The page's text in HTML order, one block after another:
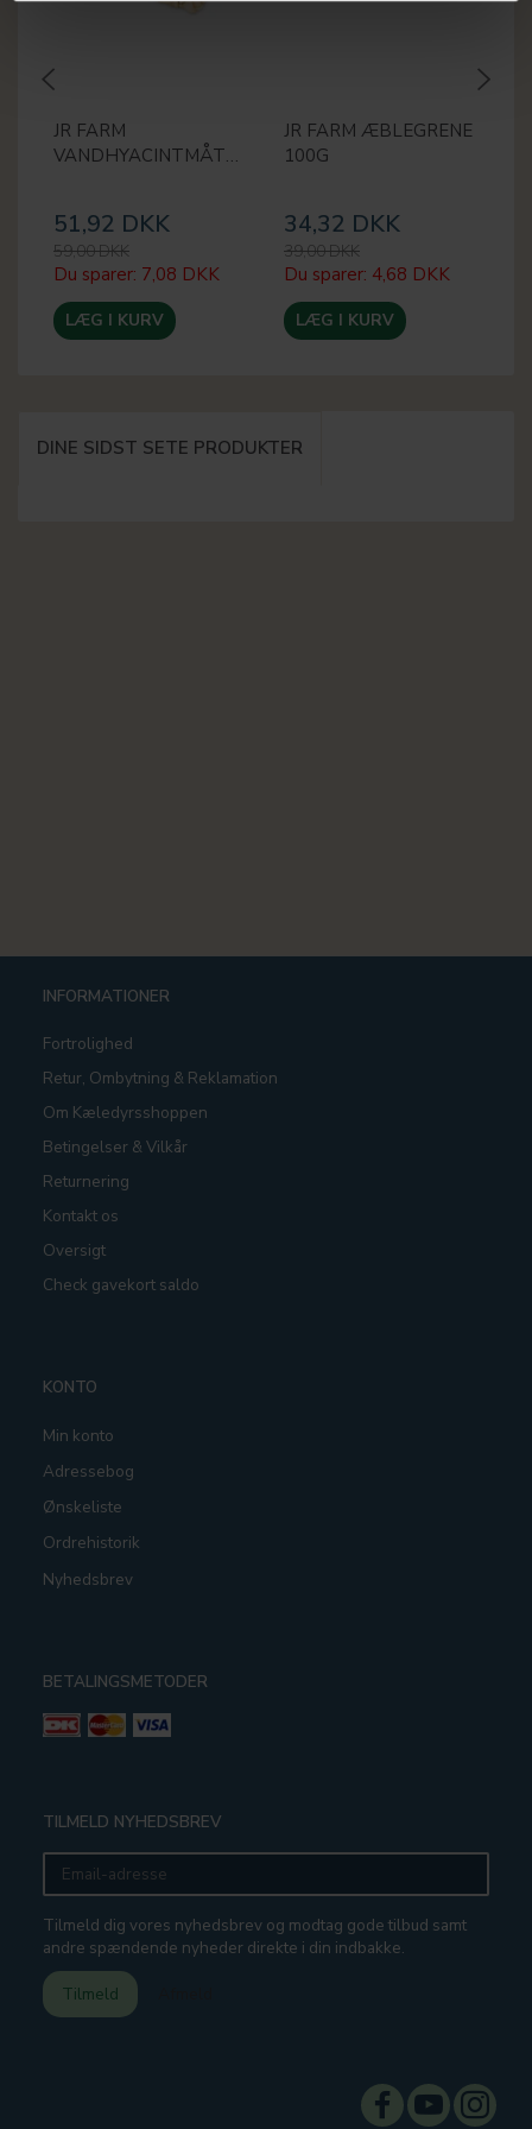
JR FARM
VANDHYACINTMÅTTE
51,92 DKK
59,00 DKK
Du sparer: 7,08 DKK
LÆG I KURV
JR FARM ÆBLEGRENE
100G
34,32 DKK
39,00 DKK
Du sparer: 4,68 DKK
LÆG I KURV
DINE SIDST SETE PRODUKTER
INFORMATIONER
Fortrolighed
Retur, Ombytning & Reklamation
Om Kæledyrsshoppen
Betingelser & Vilkår
Returnering
Kontakt os
Oversigt
Check gavekort saldo
KONTO
Min konto
Adressebog
Ønskeliste
Ordrehistorik
Nyhedsbrev
BETALINGSMETODER
TILMELD NYHEDSBREV
Email-
adresse
Tilmeld dig vores nyhedsbrev og modtag gode tilbud samt
andre spændende nyheder direkte i din indbakke.
Tilmeld